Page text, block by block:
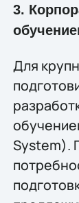
3.
Для
System).